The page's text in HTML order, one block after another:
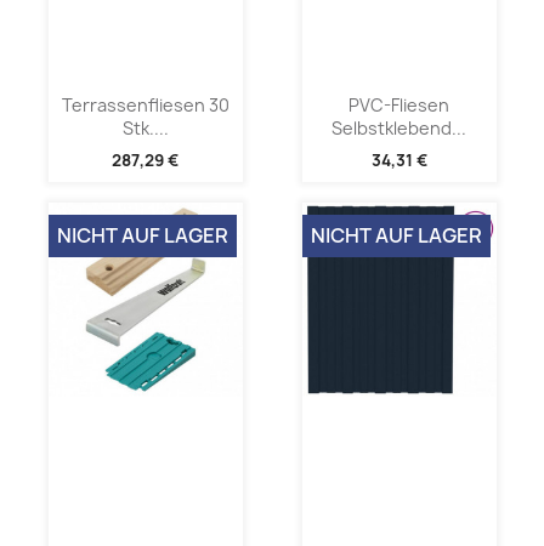
Terrassenfliesen 30
Stk....
287,29 €
PVC-Fliesen
Selbstklebend...
34,31 €
NICHT AUF LAGER NICHT AUF LAGER